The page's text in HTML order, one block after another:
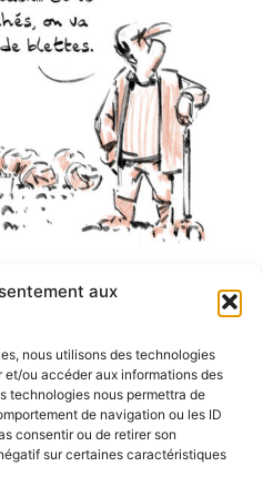
aux
nous utilisons des technologies
ou accéder aux informations des
technologies nous permettra de
de navigation ou les ID
consentir ou de retirer son
sur certaines caractéristiques